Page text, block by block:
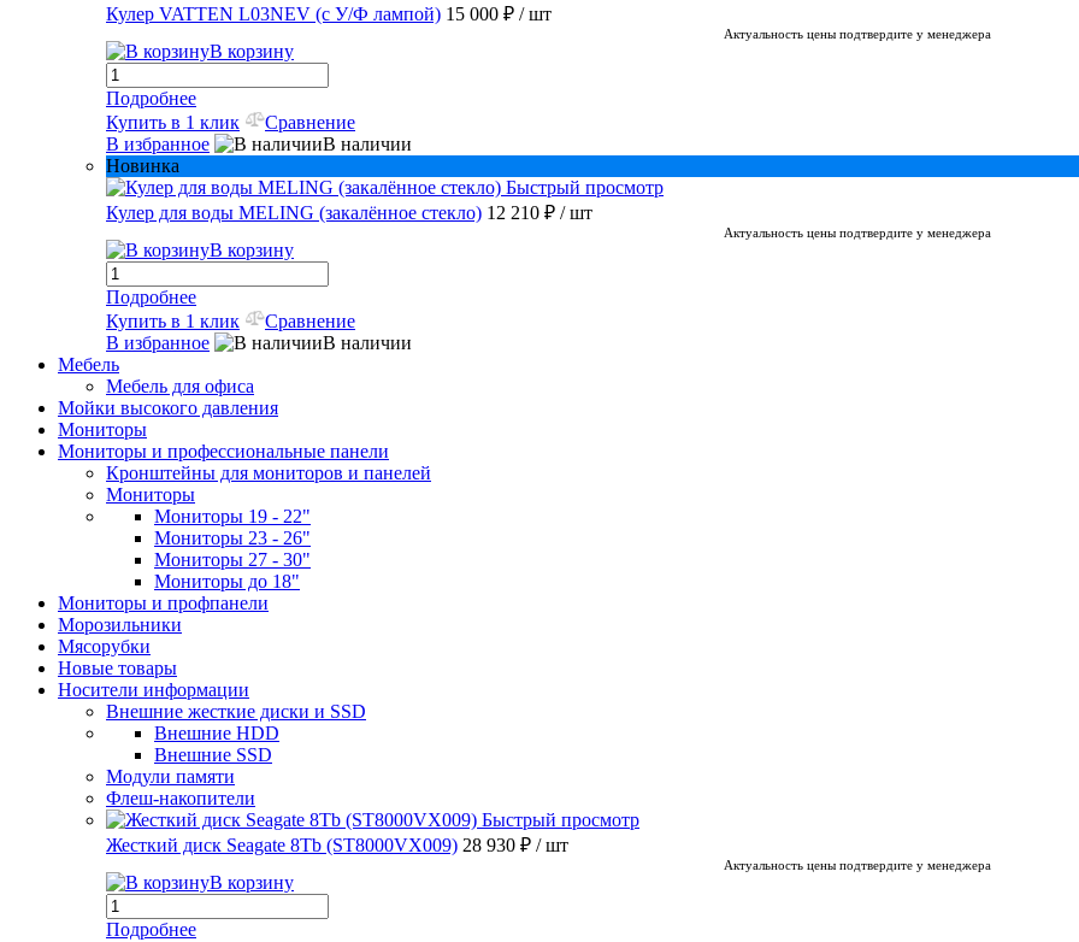
Кулер VATTEN L03NEV (с У/Ф лампой) 15 000 ₽ / шт
Актуальность цены подтвердите у менеджера
В корзину
Подробнее
Купить в 1 клик
Сравнение
В избранное
В наличии
Новинка
Быстрый просмотр
Кулер для воды MELING (закалённое стекло) 12 210 ₽ / шт
Актуальность цены подтвердите у менеджера
В корзину
Подробнее
Купить в 1 клик
Сравнение
В избранное
В наличии
Мебель
Мебель для офиса
Мойки высокого давления
Мониторы
Мониторы и профессиональные панели
Кронштейны для мониторов и панелей
Мониторы
Мониторы 19 - 22"
Мониторы 23 - 26"
Мониторы 27 - 30"
Мониторы до 18"
Мониторы и профпанели
Морозильники
Мясорубки
Новые товары
Носители информации
Внешние жесткие диски и SSD
Внешние HDD
Внешние SSD
Модули памяти
Флеш-накопители
Быстрый просмотр
Жесткий диск Seagate 8Tb (ST8000VX009) 28 930 ₽ / шт
Актуальность цены подтвердите у менеджера
В корзину
Подробнее